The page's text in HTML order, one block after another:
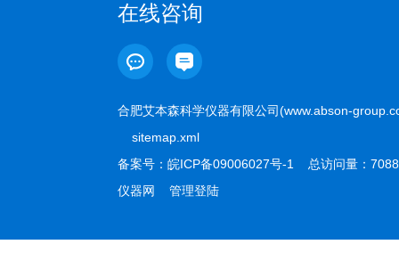
在线咨询
合肥艾本森科学仪器有限公司(www.abson-
sitemap.xml
备案号： 皖ICP备09006027号-1
总访问量：
仪器网
管理登陆